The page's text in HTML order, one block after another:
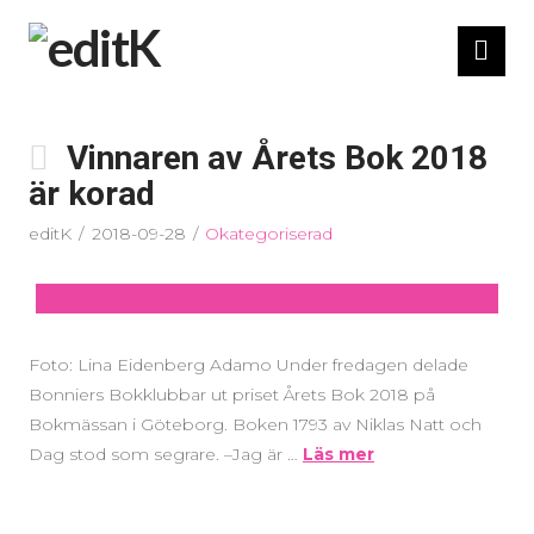
Vinnaren av Årets Bok 2018
är korad
editK 2018-09-28 Okategoriserad
Foto: Lina Eidenberg Adamo Under fredagen delade
Bonniers Bokklubbar ut priset Årets Bok 2018 på
Bokmässan i Göteborg. Boken 1793 av Niklas Natt och
Dag stod som segrare. –Jag är … Läs mer